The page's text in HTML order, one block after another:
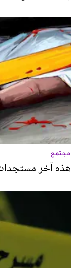
مجتمع
هذه آخر